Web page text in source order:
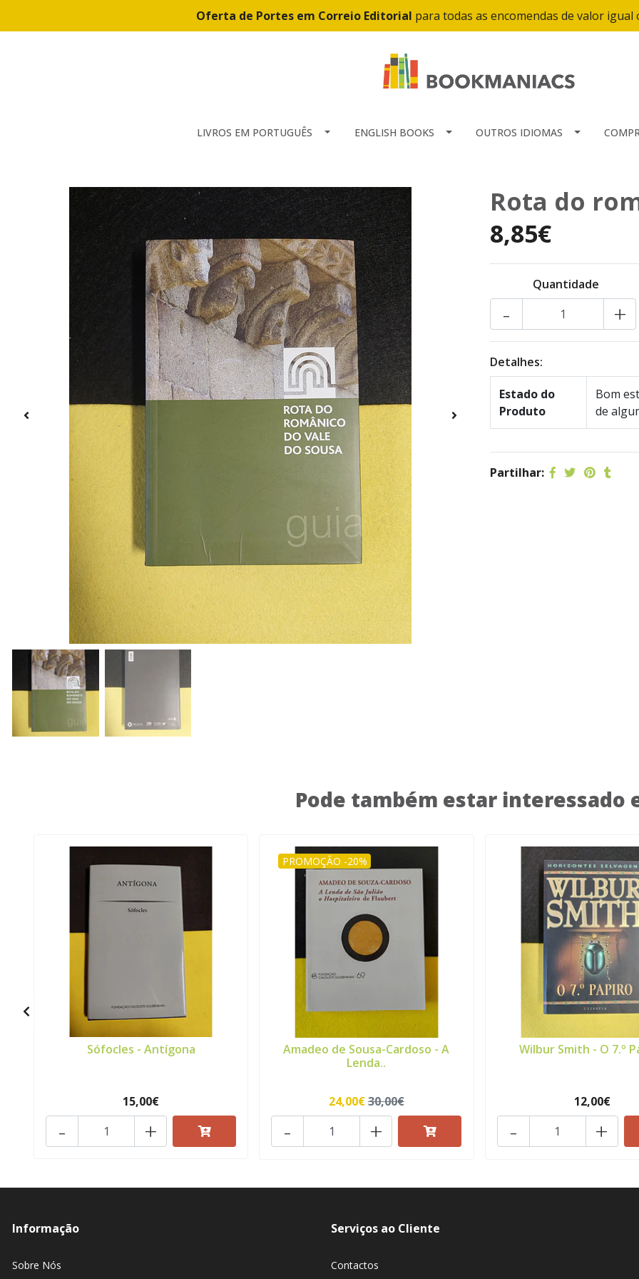
Oferta de Portes em Correio Editorial para todas as encomendas de valor
LIVROS EM PORTUGUÊS ENGLISH BOOKS OUTROS IDIOMAS
Rota do
8,85€
Quantidade
+
-
Detalhes:
Estado do
Produto
Bom
de
Partilhar:
Pode também estar interessado
Sófocles - Antígona
15,00€
+
-
PROMOÇÃO -20%
Amadeo de Sousa-Cardoso - A
Lenda..
24,00€30,00€
+
-
Wilbur Smith - O 7.º
12,00€
+
-
Informação
Sobre Nós
Serviços ao Cliente
Contactos